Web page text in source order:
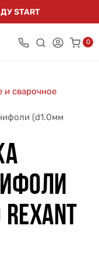
START
0
и сварочное
(d1.0мм